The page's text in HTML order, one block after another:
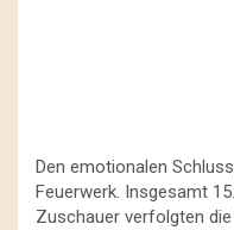
Den emotionalen
Feuerwerk. Insgesamt
Zuschauer verfolgten